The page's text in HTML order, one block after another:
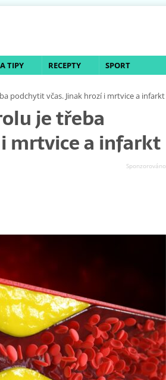
TIPY RECEPTY SPORT
podchytit včas. Jinak hrozí i mrtvice a infarkt
je třeba
mrtvice a infarkt